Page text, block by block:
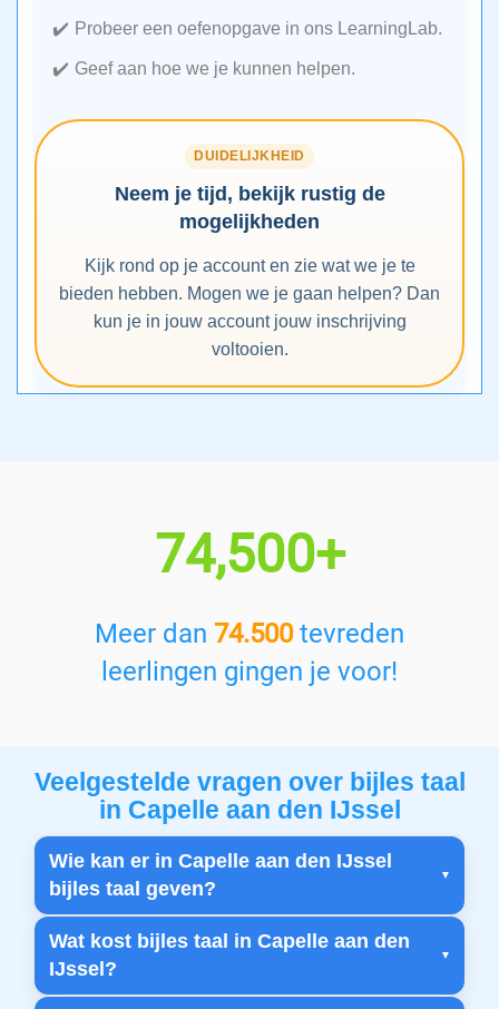
Probeer een oefenopgave in ons LearningLab.
Geef aan hoe we je kunnen helpen.
DUIDELIJKHEID
Neem je tijd, bekijk rustig de
mogelijkheden
Kijk rond op je account en zie wat we je te
bieden hebben. Mogen we je gaan helpen? Dan
kun je in jouw account jouw inschrijving
voltooien.
74,500+
Meer dan 74.500tevreden
leerlingen gingen je voor!
Veelgestelde vragen over bijles taal
in Capelle aan den IJssel
Wie kan er in Capelle aan den IJssel
bijles taal geven?
Wat kost bijles taal in Capelle aan den
IJssel?